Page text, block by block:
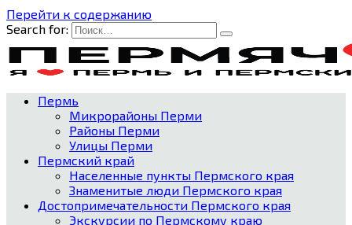
Перейти к содержанию
Search for:
Пермь
Микрорайоны Перми
Районы Перми
Улицы Перми
Пермский край
Населенные пункты Пермского края
Знаменитые люди Пермского края
Достопримечательности Пермского края
Экскурсии по Пермскому краю